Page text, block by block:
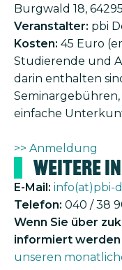
Burgwald 18,
Veranstalter: pbi
Kosten: 45 Euro
Studierende und
darin enthalten
einfache
>> Anmeldung
Weitere
E-Mail: info(at)pbi-
Telefon: 040 / 38
Wenn Sie über
informiert werden
unseren